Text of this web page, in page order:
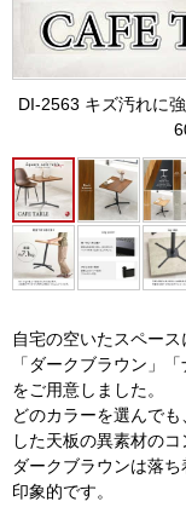
DI-2563 キズ汚れに
自宅の空いたスペー
「ダークブラウン」
をご用意しました。
どのカラーを選んで
した天板の異素材のコ
ダークブラウンは落
印象的です。